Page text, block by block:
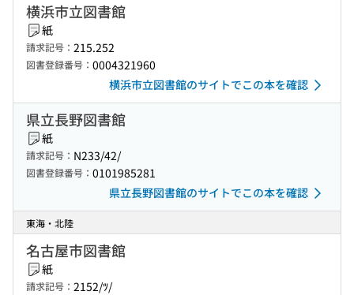
横浜市立図書館
紙
請求記号： 215.252
図書登録番号： 0004321960
横浜市立図書館のサイトでこの本を確認
県立長野図書館
紙
請求記号： N233/42/
図書登録番号： 0101985281
県立長野図書館のサイトでこの本を確認
東海・北陸
名古屋市図書館
紙
請求記号： 2152/ﾂ/